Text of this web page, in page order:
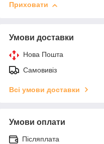
Приховати
Умови доставки
Нова Пошта
Самовивіз
Всі умови доставки
Умови оплати
Післяплата